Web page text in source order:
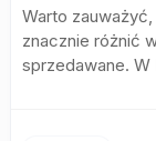
Warto
znacznie różnić
sprzedawane. W